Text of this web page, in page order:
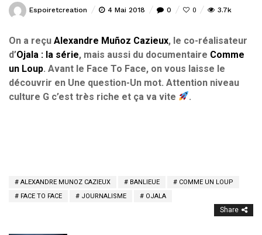
Espoiretcreation 4 Mai 2018 0 0 3.7k
On a reçu Alexandre Muñoz Cazieux, le co-réalisateur
d’Ojala : la série, mais aussi du documentaire Comme
un Loup. Avant le Face To Face, on vous laisse le
découvrir en Une question-Un mot. Attention niveau
culture G c’est très riche et ça va vite
.
ALEXANDRE MUNOZ CAZIEUX BANLIEUE
COMME UN LOUP
FACE TO FACE
JOURNALISME OJALA
Share